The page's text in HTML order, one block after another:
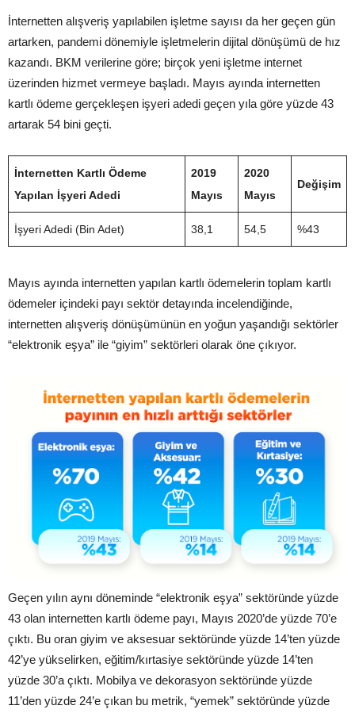
İnternetten alışveriş yapılabilen işletme sayısı da her geçen gün
artarken, pandemi dönemiyle işletmelerin dijital dönüşümü de hız
kazandı. BKM verilerine göre; birçok yeni işletme internet
üzerinden hizmet vermeye başladı. Mayıs ayında internetten
kartlı ödeme gerçekleşen işyeri adedi geçen yıla göre yüzde 43
artarak 54 bini geçti.
İnternetten Kartlı Ödeme
Yapılan İşyeri Adedi
2019
Mayıs
2020
Mayıs
Değişim
İşyeri Adedi (Bin Adet) 38,1 54,5 %43
Mayıs ayında internetten yapılan kartlı ödemelerin toplam kartlı
ödemeler içindeki payı sektör detayında incelendiğinde,
internetten alışveriş dönüşümünün en yoğun yaşandığı sektörler
“elektronik eşya” ile “giyim” sektörleri olarak öne çıkıyor.
Geçen yılın aynı döneminde “elektronik eşya” sektöründe yüzde
43 olan internetten kartlı ödeme payı, Mayıs 2020’de yüzde 70’e
çıktı. Bu oran giyim ve aksesuar sektöründe yüzde 14’ten yüzde
42’ye yükselirken, eğitim/kırtasiye sektöründe yüzde 14’ten
yüzde 30’a çıktı. Mobilya ve dekorasyon sektöründe yüzde
11’den yüzde 24’e çıkan bu metrik, “yemek” sektöründe yüzde